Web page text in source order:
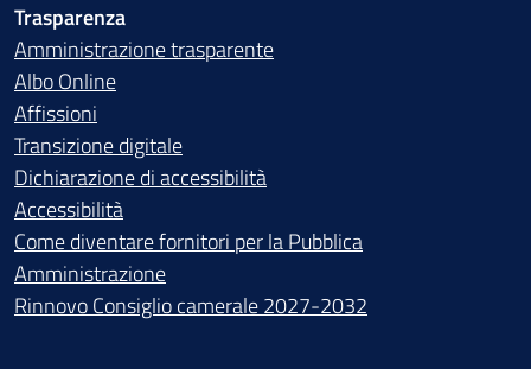
Trasparenza
Amministrazione trasparente
Albo Online
Affissioni
Transizione digitale
Dichiarazione di accessibilità
Accessibilità
Come diventare fornitori per la Pubblica
Amministrazione
Rinnovo Consiglio camerale 2027-2032